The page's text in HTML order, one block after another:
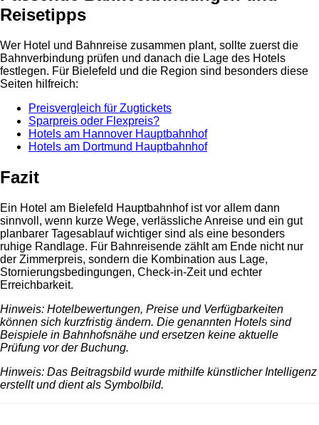
Reisetipps
Wer Hotel und Bahnreise zusammen plant, sollte zuerst die
Bahnverbindung prüfen und danach die Lage des Hotels
festlegen. Für Bielefeld und die Region sind besonders diese
Seiten hilfreich:
Preisvergleich für Zugtickets
Sparpreis oder Flexpreis?
Hotels am Hannover Hauptbahnhof
Hotels am Dortmund Hauptbahnhof
Fazit
Ein Hotel am Bielefeld Hauptbahnhof ist vor allem dann
sinnvoll, wenn kurze Wege, verlässliche Anreise und ein gut
planbarer Tagesablauf wichtiger sind als eine besonders
ruhige Randlage. Für Bahnreisende zählt am Ende nicht nur
der Zimmerpreis, sondern die Kombination aus Lage,
Stornierungsbedingungen, Check-in-Zeit und echter
Erreichbarkeit.
Hinweis: Hotelbewertungen, Preise und Verfügbarkeiten
können sich kurzfristig ändern. Die genannten Hotels sind
Beispiele in Bahnhofsnähe und ersetzen keine aktuelle
Prüfung vor der Buchung.
Hinweis: Das Beitragsbild wurde mithilfe künstlicher Intelligenz
erstellt und dient als Symbolbild.